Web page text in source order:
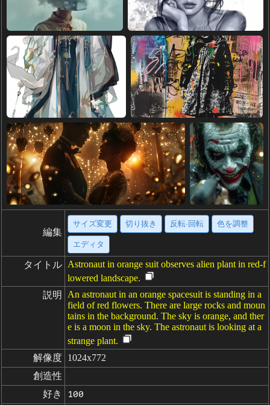
編集
サイズ変更 切り抜き 反転·回転 色を調整
エディタ
タイトル Astronaut in orange suit observes alien plant in red-f
lowered landscape.
説明
An astronaut in an orange spacesuit is standing in a
field of red flowers. There are large rocks and moun
tains in the background. The sky is orange, and ther
e is a moon in the sky. The astronaut is looking at a
strange plant.
解像度 1024x772
創造性
好き
100